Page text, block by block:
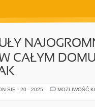
CAŁYM
SIE - 20 - 2025
MOŻLIWOŚĆ